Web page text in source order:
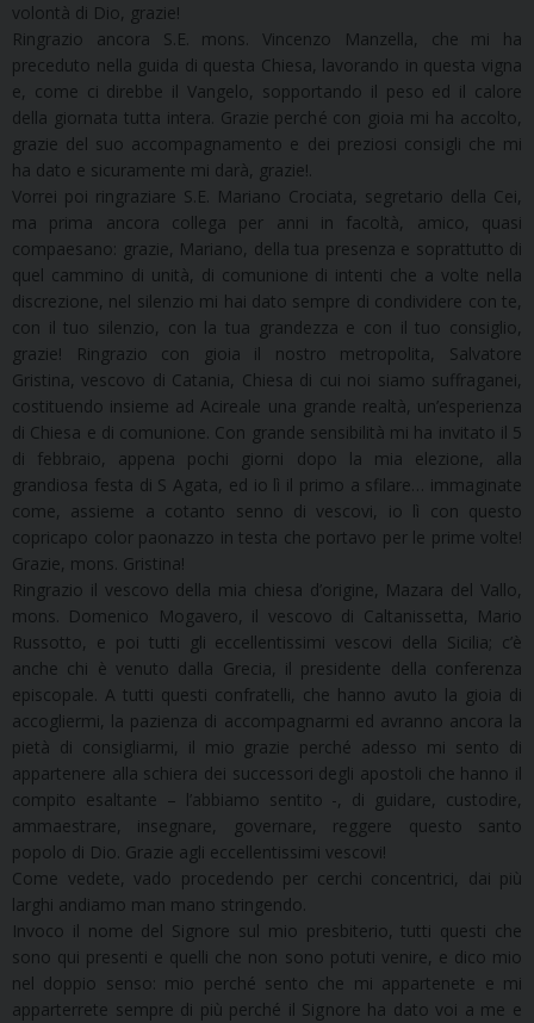
volontà di Dio, grazie!
Ringrazio ancora S.E. mons. Vincenzo Manzella, che mi ha
preceduto nella guida di questa Chiesa, lavorando in questa vigna
e, come ci direbbe il Vangelo, sopportando il peso ed il calore
della giornata tutta intera. Grazie perché con gioia mi ha accolto,
grazie del suo accompagnamento e dei preziosi consigli che mi
ha dato e sicuramente mi darà, grazie!.
Vorrei poi ringraziare S.E. Mariano Crociata, segretario della Cei,
ma prima ancora collega per anni in facoltà, amico, quasi
compaesano: grazie, Mariano, della tua presenza e soprattutto di
quel cammino di unità, di comunione di intenti che a volte nella
discrezione, nel silenzio mi hai dato sempre di condividere con te,
con il tuo silenzio, con la tua grandezza e con il tuo consiglio,
grazie! Ringrazio con gioia il nostro metropolita, Salvatore
Gristina, vescovo di Catania, Chiesa di cui noi siamo suffraganei,
costituendo insieme ad Acireale una grande realtà, un’esperienza
di Chiesa e di comunione. Con grande sensibilità mi ha invitato il 5
di febbraio, appena pochi giorni dopo la mia elezione, alla
grandiosa festa di S Agata, ed io lì il primo a sfilare… immaginate
come, assieme a cotanto senno di vescovi, io lì con questo
copricapo color paonazzo in testa che portavo per le prime volte!
Grazie, mons. Gristina!
Ringrazio il vescovo della mia chiesa d’origine, Mazara del Vallo,
mons. Domenico Mogavero, il vescovo di Caltanissetta, Mario
Russotto, e poi tutti gli eccellentissimi vescovi della Sicilia; c’è
anche chi è venuto dalla Grecia, il presidente della conferenza
episcopale. A tutti questi confratelli, che hanno avuto la gioia di
accogliermi, la pazienza di accompagnarmi ed avranno ancora la
pietà di consigliarmi, il mio grazie perché adesso mi sento di
appartenere alla schiera dei successori degli apostoli che hanno il
compito esaltante – l’abbiamo sentito -, di guidare, custodire,
ammaestrare, insegnare, governare, reggere questo santo
popolo di Dio. Grazie agli eccellentissimi vescovi!
Come vedete, vado procedendo per cerchi concentrici, dai più
larghi andiamo man mano stringendo.
Invoco il nome del Signore sul mio presbiterio, tutti questi che
sono qui presenti e quelli che non sono potuti venire, e dico mio
nel doppio senso: mio perché sento che mi appartenete e mi
apparterrete sempre di più perché il Signore ha dato voi a me e